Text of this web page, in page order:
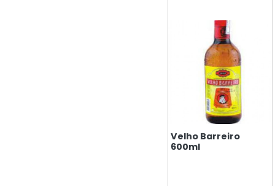
Velho Barreiro
600ml